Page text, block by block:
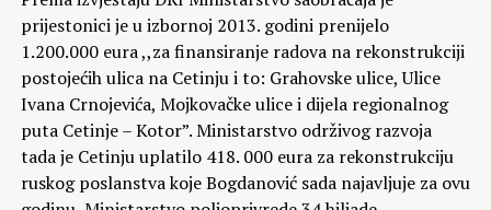
prijestonici je u izbornoj 2013. godini prenijelo
1.200.000 eura ,,za finansiranje radova na rekonstrukciji
postojećih ulica na Cetinju i to: Grahovske ulice, Ulice
Ivana Crnojevića, Mojkovačke ulice i dijela regionalnog
puta Cetinje – Kotor”. Ministarstvo održivog razvoja
tada je Cetinju uplatilo 418. 000 eura za rekonstrukciju
ruskog poslanstva koje Bogdanović sada najavljuje za ovu